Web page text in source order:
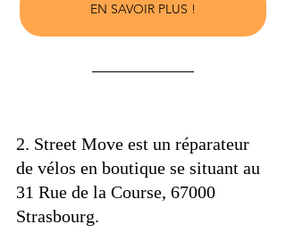
EN SAVOIR PLUS !
2. Street Move est un réparateur
de vélos en boutique se situant au
31 Rue de la Course, 67000
Strasbourg.